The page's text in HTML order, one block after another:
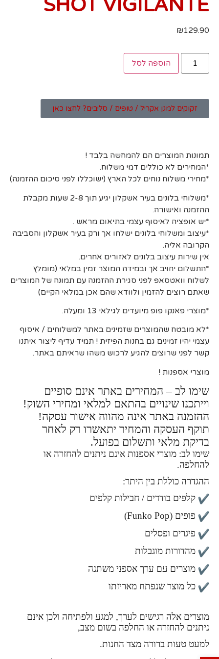
SHOT VIGILANTE
₪129.90
הוספה לסל
זקוקים למגן אקריל / טופים / סליבים? לחצו כאן
תמונות המוצרים הם להמחשה בלבד !
*המחירים לא כוללים דמי משלוח.
*מחירי משלוח נוחים לכל הארץ (ישוכללו לפני סיכום ההזמנה)
*משלוחי בלונים בעיר אשקלון יגיע תוך 2-8 שעות מקבלת
ההזמנה ואישורה.
*יש אופציה לאיסוף עצמי בתיאום מראש .
*עיצוב ומשלוחי בלונים ישלחו אך ורק בעיר אשקלון והסביבה
הקרובה אליה.
אין שירות עיצוב בלונים לאזורים אחרים.
*התשלום יחויב אך ובמידה המוצר זמין במלאי (מומלץ
לשלוח וואטסאפ לפני סגירת ההזמנה עם תמונה של המוצרים
שאתם רוצים להזמין ולוודא שהם אכן במלאי הקיים)
*מוצרי פאנקו פופ מיועדים לגילאי 13 ומעלה.
*לא מובטח שהמוצרים שזמינים באתר למשלוחים / איסוף
עצמי יהיו זמינים גם בחנות הפיזית ! תמיד עדיף ליצור איתנו
קשר לפני שרוצים להגיע לרכוש משהו שראיתם באתר.
מוצרי אספנות !
שימו לב – המחירים באתר אינם סופיים
וייתכנו שינויים בהתאם למלאי ומחירי השוק!
ההזמנה באתר אינה מהווה אישור עסקה!
תוקף העסקה והמחיר יתאשרו רק לאחר
בדיקת מלאי ותשלום בפועל.
שימו לב: מוצרי אספנות אינם ניתנים להחזרה או
להחלפה.
ההגדרה כוללת בין היתר:
קלפים בודדים / חבילות קלפים
פופים (Funko Pop)
פיגרים ופסלים
מהדורות מוגבלות
מוצרים עם ערך אספני משתנה
כל מוצר שנפתח מאריזתו
מוצרים אלה רגישים לערך, למגע ולפתיחה ולכן אינם
ניתנים להחזרה או החלפה בשום מצב,
למעט טעות ברורה מצד החנות.